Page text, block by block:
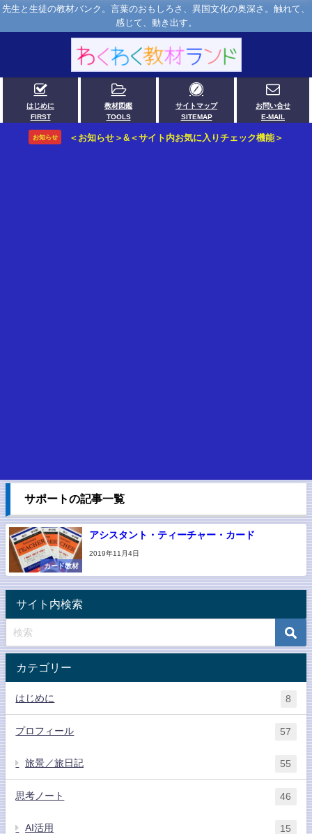
先生と生徒の教材バンク。言葉のおもしろさ、異国文化の奥深さ。触れて、
感じて、動き出す。
はじめに
FIRST
教材図鑑
TOOLS
サイトマップ
SITEMAP
お問い合せ
E-MAIL
お知らせ ＜お知らせ＞&＜サイト内お気に入りチェック機能＞
サポートの記事一覧
カード教材
アシスタント・ティーチャー・カード
2019年11月4日
サイト内検索
カテゴリー
はじめに 8
プロフィール 57
旅景／旅日記 55
思考ノート 46
AI活用 15